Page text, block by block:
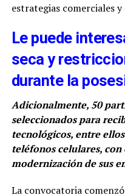
estrategias comerciales
Le puede
seca y
durante la
Adicionalmente, 50
seleccionados para
tecnológicos, entre
teléfonos celulares,
modernización de sus
La convocatoria